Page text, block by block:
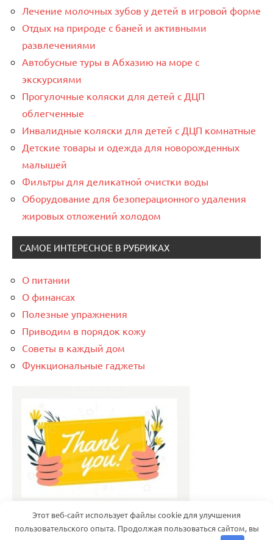
Лечение молочных зубов у детей в игровой форме
Отдых на природе с баней и активными
развлечениями
Автобусные туры в Абхазию на море с
экскурсиями
Прогулочные коляски для детей с ДЦП
облегченные
Инвалидные коляски для детей с ДЦП комнатные
Детские товары и одежда для новорожденных
малышей
Фильтры для деликатной очистки воды
Оборудование для безоперационного удаления
жировых отложений холодом
САМОЕ ИНТЕРЕСНОЕ В РУБРИКАХ
О питании
О финансах
Полезные упражнения
Приводим в порядок кожу
Советы в каждый дом
Функциональные гаджеты
Этот веб-сайт использует файлы cookie для улучшения
пользовательского опыта. Продолжая пользоваться сайтом, вы